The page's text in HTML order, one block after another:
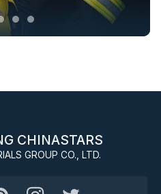
CHINASTARS
GROUP CO., LTD.